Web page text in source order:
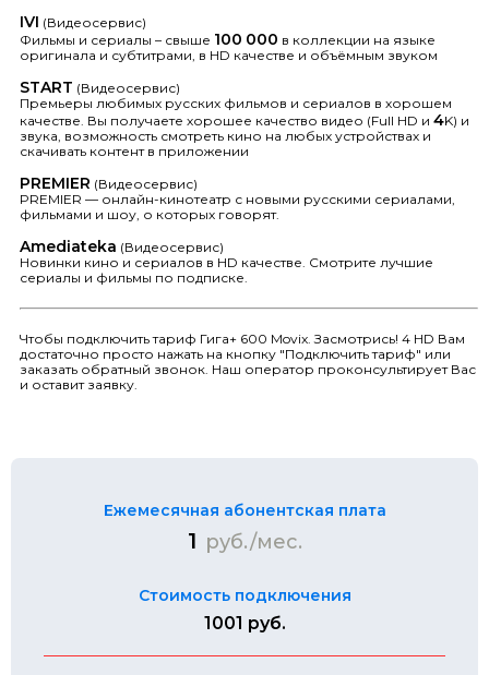
IVI (Видеосервис)
Фильмы и сериалы – свыше 100 000 в коллекции на языке
оригинала и субтитрами, в HD качестве и объёмным звуком
START (Видеосервис)
Премьеры любимых русских фильмов и сериалов в хорошем
качестве. Вы получаете хорошее качество видео (Full HD и 4K) и
звука, возможность смотреть кино на любых устройствах и
скачивать контент в приложении
PREMIER (Видеосервис)
PREMIER — онлайн-кинотеатр с новыми русскими сериалами,
фильмами и шоу, о которых говорят.
Amediateka (Видеосервис)
Новинки кино и сериалов в HD качестве. Смотрите лучшие
сериалы и фильмы по подписке.
Чтобы подключить тариф Гига+ 600 Movix. Засмотрись! 4 HD Вам
достаточно просто нажать на кнопку "Подключить тариф" или
заказать обратный звонок. Наш оператор проконсультирует Вас
и оставит заявку.
Ежемесячная абонентская плата
1 руб./мес.
Стоимость подключения
1001 руб.